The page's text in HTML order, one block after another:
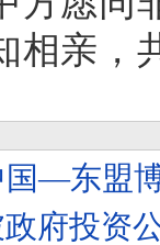
相亲，
国—东盟
府投资